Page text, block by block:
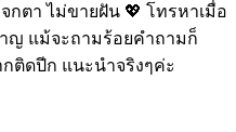
ตา ไม่ขายฝัน 💖 โทรหาเมื่อ
ญ แม้จะถามร้อยคำถามก็
ยากติดปีก แนะนำจริงๆค่ะ